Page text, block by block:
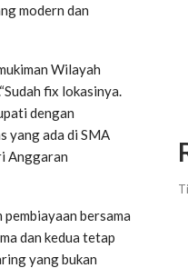
modern dan
Wilayah
fix lokasinya.
dengan
yang ada di SMA
Anggaran
bersama
dan kedua tetap
yang bukan